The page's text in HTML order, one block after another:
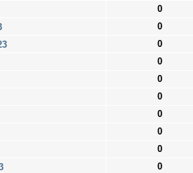
0
0
0
0
0
0
0
0
0
0